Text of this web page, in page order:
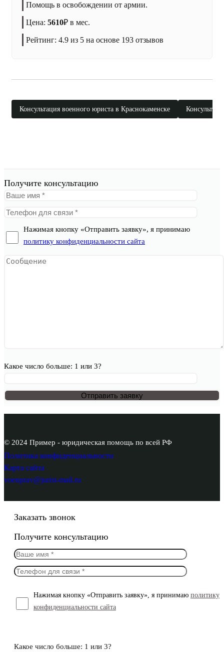
Помощь в освобождении от армии.
Цена: 5610₽ в мес.
Рейтинг: 4.9 из 5 на основе 193 отзывов
Консультация военного юриста в Краснокаменске
Получите консультацию
Нажимая кнопку «Отправить заявку», я принимаю
политику конфиденциальности сайта
Какое число больше: 1 или 3?
© 2024 Пример - юридическая помощь по всей РФ
Политика конфиденциальности
Карта сайта
voenprav@jurist-mail.ru
Заказать звонок
Получите консультацию
Нажимая кнопку «Отправить заявку», я принимаю политику
конфиденциальности сайта
Какое число больше: 1 или 3?